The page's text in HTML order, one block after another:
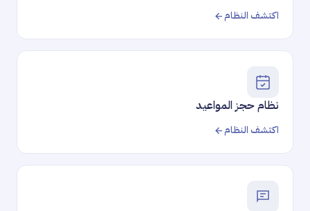
اكتشف النظام
نظام حجز المواعيد
اكتشف النظام